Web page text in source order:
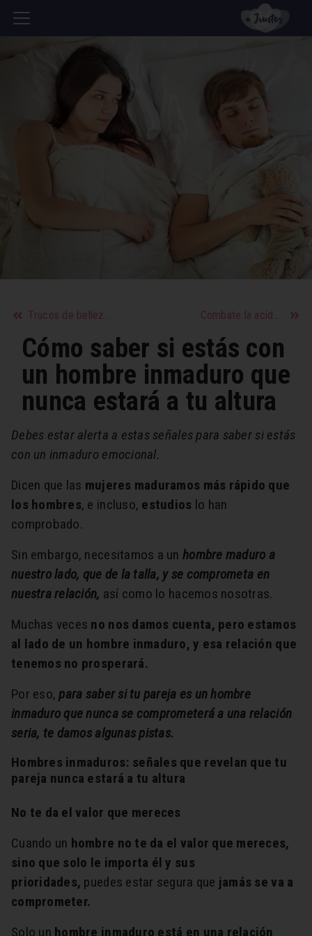
Trucos de belleza contra las ojeras y bolsas ¡Vence al cansancio de tu mirada! Combate la acidez y la digestión lenta y pesada con estos alimentos, consejos ¡y una postura correcta!
Cómo saber si estás con
un hombre inmaduro que
nunca estará a tu altura
Debes estar alerta a estas señales para saber si estás
con un inmaduro emocional.
Dicen que las mujeres maduramos más rápido que
los hombres, e incluso, estudios lo han
comprobado.
Sin embargo, necesitamos a un hombre maduro a
nuestro lado, que de la talla, y se comprometa en
nuestra relación, así como lo hacemos nosotras.
Muchas veces no nos damos cuenta, pero estamos
al lado de un hombre inmaduro, y esa relación que
tenemos no prosperará.
Por eso, para saber si tu pareja es un hombre
inmaduro que nunca se comprometerá a una relación
seria, te damos algunas pistas.
Hombres inmaduros: señales que revelan que tu
pareja nunca estará a tu altura
No te da el valor que mereces
Cuando un hombre no te da el valor que mereces,
sino que solo le importa él y sus
prioridades, puedes estar segura que jamás se va a
comprometer.
Solo un hombre inmaduro está en una relación